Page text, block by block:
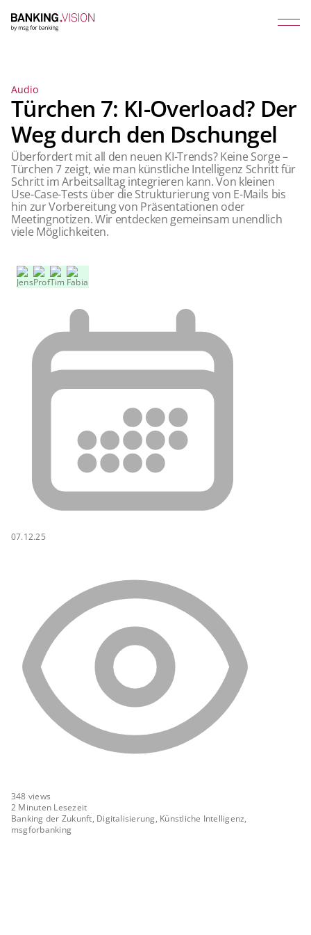
Audio
Türchen 7: KI-Overload? Der
Weg durch den Dschungel
Überfordert mit all den neuen KI-Trends? Keine Sorge –
Türchen 7 zeigt, wie man künstliche Intelligenz Schritt für
Schritt im Arbeitsalltag integrieren kann. Von kleinen
Use-Case-Tests über die Strukturierung von E-Mails bis
hin zur Vorbereitung von Präsentationen oder
Meetingnotizen. Wir entdecken gemeinsam unendlich
viele Möglichkeiten.
07.12.25
348 views
2 Minuten Lesezeit
Banking der Zukunft, Digitalisierung, Künstliche Intelligenz,
msgforbanking